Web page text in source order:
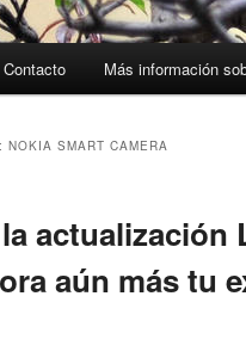
Contacto Más información
NOKIA SMART CAMERA
actualización
aún más tu